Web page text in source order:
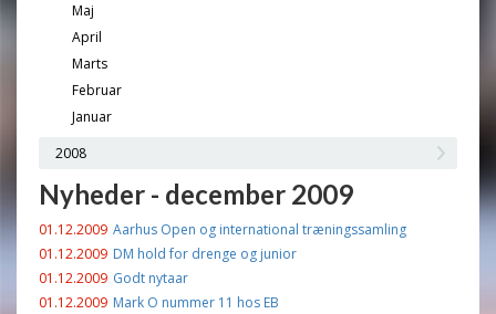
Maj
April
Marts
Februar
Januar
2008
Nyheder - december 2009
01.12.2009 Aarhus Open og international træningssamling
01.12.2009 DM hold for drenge og junior
01.12.2009 Godt nytaar
01.12.2009 Mark O nummer 11 hos EB